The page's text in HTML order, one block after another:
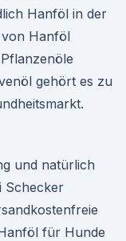
Hanföl in der
von Hanföl
gehört es zu
und natürlich
Schecker
für Hunde